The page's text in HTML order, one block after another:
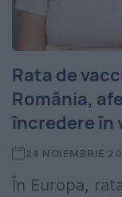
Rata de
România,
încredere în
24 NOIEMBRIE
În Europa,